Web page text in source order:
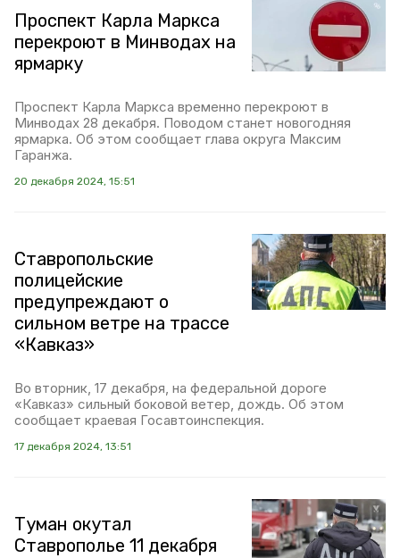
Проспект Карла Маркса
перекроют в Минводах на
ярмарку
Проспект Карла Маркса временно перекроют в
Минводах 28 декабря. Поводом станет новогодняя
ярмарка. Об этом сообщает глава округа Максим
Гаранжа.
20 декабря 2024, 15:51
Ставропольские
полицейские
предупреждают о
сильном ветре на трассе
«Кавказ»
Во вторник, 17 декабря, на федеральной дороге
«Кавказ» сильный боковой ветер, дождь. Об этом
сообщает краевая Госавтоинспекция.
17 декабря 2024, 13:51
Туман окутал
Ставрополье 11 декабря